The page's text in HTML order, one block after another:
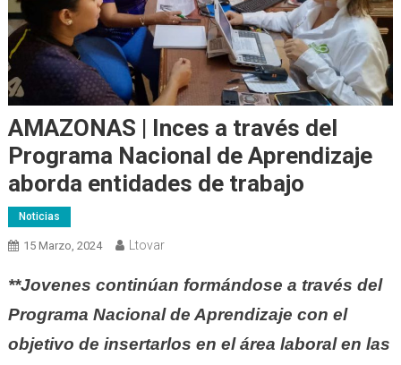
AMAZONAS | Inces a través del
Programa Nacional de Aprendizaje
aborda entidades de trabajo
Noticias
15 Marzo, 2024 Ltovar
**Jovenes continúan formándose a través del
Programa Nacional de Aprendizaje con el
objetivo de insertarlos en el área laboral en las